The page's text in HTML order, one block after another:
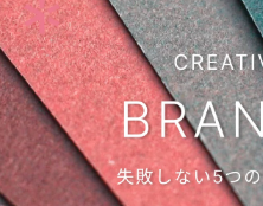
WORKS制作実績
BRANDINGブランディン
LOGO/CI/VIロゴ / CI /
GRAPHICグラフィックデ